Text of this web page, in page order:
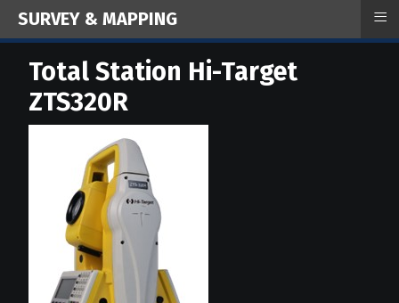
Total Station Hi-Target
ZTS320R
SURVEY & MAPPING ≡